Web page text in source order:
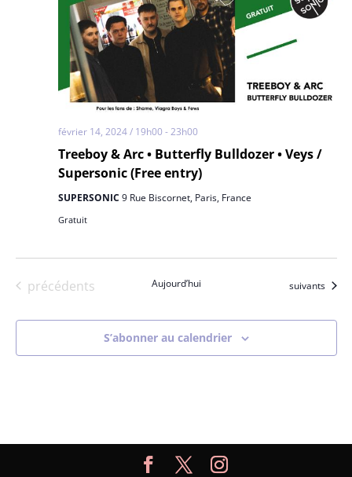
Treeboy & Arc • Butterfly Bulldozer • Veys /
Supersonic (Free entry)
février 14, 2024 / 19h00 -23h00
SUPERSONIC 9 Rue Biscornet, Paris, France
Gratuit
Évènements
précédents Aujourd’hui Évènements
suivants
S’abonner au calendrier